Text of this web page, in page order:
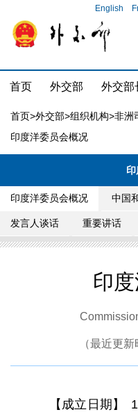
English
首页 外交部 外交部
首页>外交部>组织机构>非洲
印度洋委员会概况
印度洋委员会概况 中国
发言人谈话 重要讲话
印
（最近更
【成立日期】